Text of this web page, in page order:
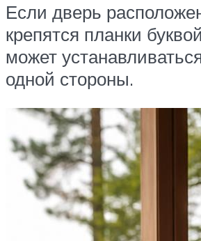
Если дверь
крепятся планки
может
одной стороны.